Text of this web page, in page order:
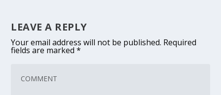
LEAVE A REPLY
Your email address will not be published. Required
fields are marked*